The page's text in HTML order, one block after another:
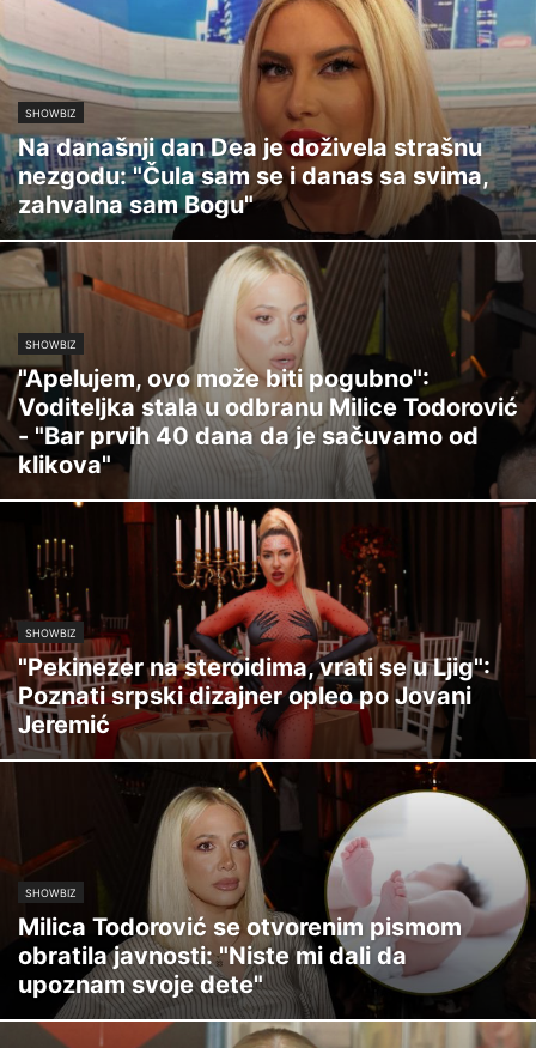
SHOWBIZ
Na današnji dan Dea je doživela strašnu
nezgodu: "Čula sam se i danas sa svima,
zahvalna sam Bogu"
SHOWBIZ
"Apelujem, ovo može biti pogubno":
Voditeljka stala u odbranu Milice Todorović
- "Bar prvih 40 dana da je sačuvamo od
klikova"
SHOWBIZ
"Pekinezer na steroidima, vrati se u Ljig":
Poznati srpski dizajner opleo po Jovani
Jeremić
SHOWBIZ
Milica Todorović se otvorenim pismom
obratila javnosti: "Niste mi dali da
upoznam svoje dete"